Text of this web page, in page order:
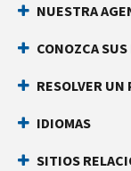
NUESTRA
CONOZCA
RESOLVER UN
IDIOMAS
SITIOS